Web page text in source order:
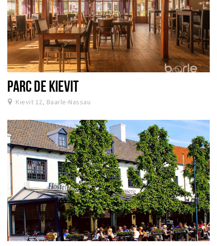
PARC DE KIEVIT
Kievit 12, Baarle-Nassau